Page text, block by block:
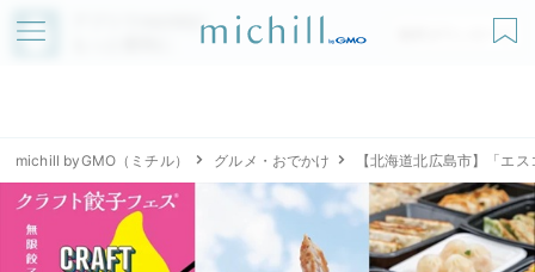
アプリでmichillが
無料ダウンロード
michill byGMO（ミチル） グルメ・おでかけ 【北海道北広島市】「エ